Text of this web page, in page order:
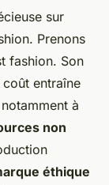
sur
Prenons
fashion. Son
entraîne
à
non
éthique